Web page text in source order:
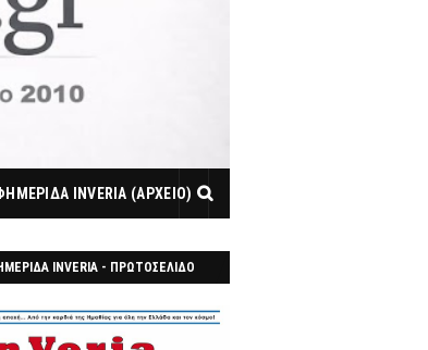
INVERIA (ΑΡΧΕΙΟ)
INVERIA - ΠΡΩΤΟΣΕΛΙΔΟ